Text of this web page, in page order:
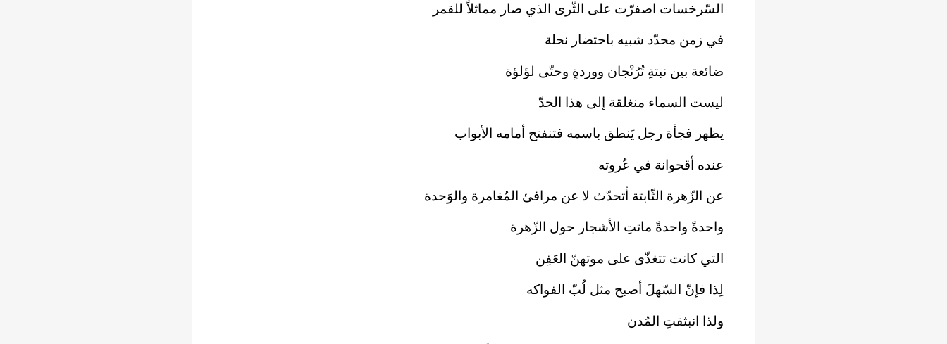
السّرخسات اصفرّت على الثّرى الذي صار مماثلاً للقمر
في زمن محدّد شبيه باحتضار نحلة
ضائعة بين نبتةِ تُرُنْجان ووردةٍ وحتّى لؤلؤة
ليست السماء منغلقة إلى هذا الحدّ
يظهر فجأة رجل يَنطق باسمه فتنفتح أمامه الأبواب
عنده أقحوانة في عُروته
عن الزّهرة الثّابتة أتحدّث لا عن مرافئ المُغامرة والوَحدة
واحدةً واحدةً ماتتِ الأشجار حول الزّهرة
التي كانت تتغذّى على موتهنّ العَفِن
لِذا فإنّ السّهلَ أصبح مثل لُبّ الفواكه
ولذا انبثقتِ المُدن